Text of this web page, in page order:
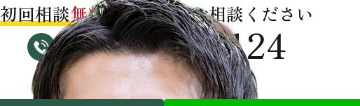
初回相談無料!!お気軽にご相談ください
03-4563-0124
受付時間：平日9:30～17:00（祝日除く）